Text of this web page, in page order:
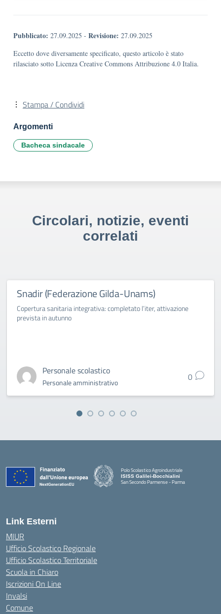
Pubblicato: 27.09.2025 - Revisione: 27.09.2025
Eccetto dove diversamente specificato, questo articolo è stato
rilasciato sotto Licenza Creative Commons Attribuzione 4.0 Italia.
Stampa / Condividi
Argomenti
Bacheca sindacale
Circolari, notizie, eventi
correlati
Snadir (Federazione Gilda-Unams)
Copertura sanitaria integrativa: completato l’iter, attivazione
prevista in autunno
Personale scolastico
Personale amministrativo 0
Polo Scolastico Agroindustriale
ISISS Galilei-Bocchialini
San Secondo Parmense - Parma
Link Esterni
MIUR
Ufficio Scolastico Regionale
Ufficio Scolastico Territoriale
Scuola in Chiaro
Iscrizioni On Line
Invalsi
Comune